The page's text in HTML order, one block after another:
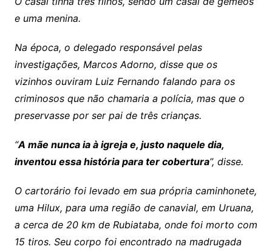
e uma menina.
Na época, o delegado responsável pelas
investigações, Marcos Adorno, disse que os
vizinhos ouviram Luiz Fernando falando para os
criminosos que não chamaria a polícia, mas que o
preservasse por ser pai de três crianças.
“A mãe nunca ia à igreja e, justo naquele dia,
inventou essa história para ter cobertura”, disse.
O cartorário foi levado em sua própria caminhonete,
uma Hilux, para uma região de canavial, em Uruana,
a cerca de 20 km de Rubiataba, onde foi morto com
15 tiros. Seu corpo foi encontrado na madrugada